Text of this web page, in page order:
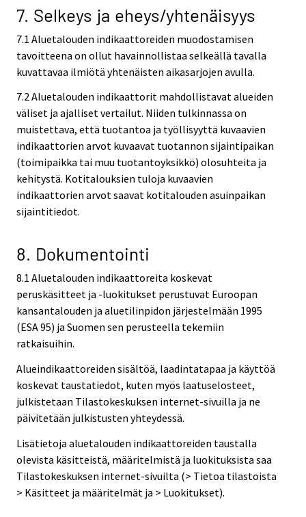
7. Selkeys ja eheys/yhtenäisyys
7.1 Aluetalouden indikaattoreiden muodostamisen
tavoitteena on ollut havainnollistaa selkeällä tavalla
kuvattavaa ilmiötä yhtenäisten aikasarjojen avulla.
7.2 Aluetalouden indikaattorit mahdollistavat alueiden
väliset ja ajalliset vertailut. Niiden tulkinnassa on
muistettava, että tuotantoa ja työllisyyttä kuvaavien
indikaattorien arvot kuvaavat tuotannon sijaintipaikan
(toimipaikka tai muu tuotantoyksikkö) olosuhteita ja
kehitystä. Kotitalouksien tuloja kuvaavien
indikaattorien arvot saavat kotitalouden asuinpaikan
sijaintitiedot.
8. Dokumentointi
8.1 Aluetalouden indikaattoreita koskevat
peruskäsitteet ja -luokitukset perustuvat Euroopan
kansantalouden ja aluetilinpidon järjestelmään 1995
(ESA 95) ja Suomen sen perusteella tekemiin
ratkaisuihin.
Alueindikaattoreiden sisältöä, laadintatapaa ja käyttöä
koskevat taustatiedot, kuten myös laatuselosteet,
julkistetaan Tilastokeskuksen internet-sivuilla ja ne
päivitetään julkistusten yhteydessä.
Lisätietoja aluetalouden indikaattoreiden taustalla
olevista käsitteistä, määritelmistä ja luokituksista saa
Tilastokeskuksen internet-sivuilta (> Tietoa tilastoista
> Käsitteet ja määritelmät ja > Luokitukset).